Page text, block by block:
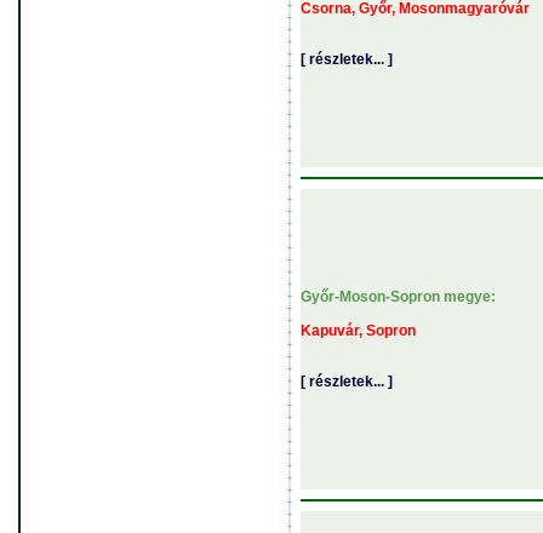
Csorna, Győr, Mosonmagyaróvár
[ részletek... ]
Győr-Moson-Sopron megye:
Kapuvár, Sopron
[ részletek... ]